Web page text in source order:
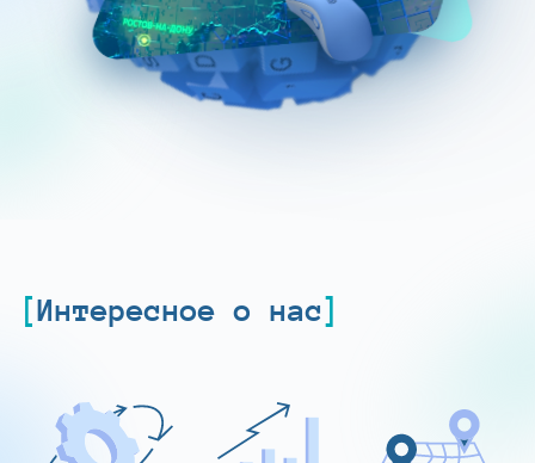
Интересное о нас